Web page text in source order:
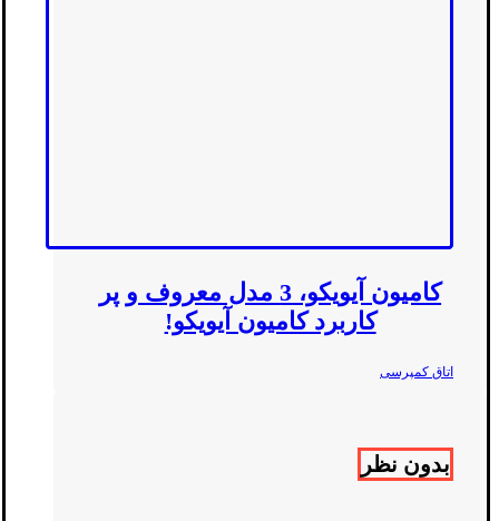
کامیون آیویکو، 3 مدل معروف و پر
کاربرد کامیون آیویکو!
اتاق کمپرسی
بدون نظر